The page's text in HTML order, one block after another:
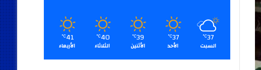
37
℃
السبت
37
℃
الأحد
39
℃
الأثنين
40
℃
الثلاثاء
41
℃
الأربعاء